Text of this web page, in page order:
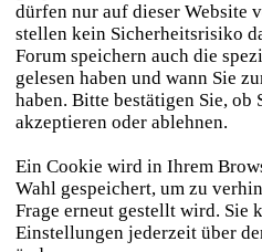
dürfen nur auf dieser Website
stellen kein Sicherheitsrisiko
Forum speichern auch die
gelesen haben und wann Sie
haben. Bitte bestätigen Sie, ob
akzeptieren oder ablehnen.
Ein Cookie wird in Ihrem
Wahl gespeichert, um zu
Frage erneut gestellt wird. Sie
Einstellungen jederzeit über